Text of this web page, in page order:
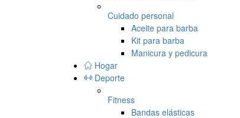
Cuidado personal
Aceite para barba
Kit para barba
Manicura y pedicura
Hogar
Deporte
Fitness
Bandas elásticas